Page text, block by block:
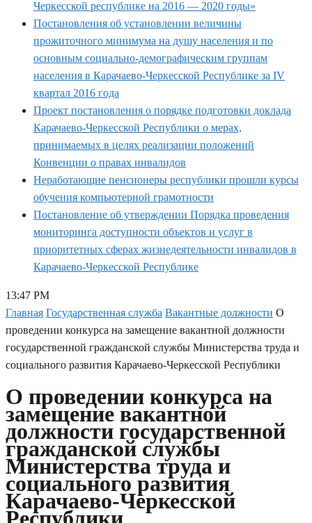
Черкесской республике на 2016 — 2020 годы»
Постановления об установлении величины
прожиточного минимума на душу населения и по
основным социально-демографическим группам
населения в Карачаево-Черкесской Республике за IV
квартал 2016 года
Проект постановления о порядке подготовки доклада
Карачаево-Черкесской Республики о мерах,
принимаемых в целях реализации положений
Конвенции о правах инвалидов
Неработающие пенсионеры республики прошли курсы
обучения компьютерной грамотности
Постановление об утверждении Порядка проведения
мониторинга доступности объектов и услуг в
приоритетных сферах жизнедеятельности инвалидов в
Карачаево-Черкесской Республике
13:47 PM
Главная Государственная служба Вакантные должности О
проведении конкурса на замещение вакантной должности
государственной гражданской службы Министерства труда и
социального развития Карачаево-Черкесской Республики
О проведении конкурса на
замещение вакантной
должности государственной
гражданской службы
Министерства труда и
социального развития
Карачаево-Черкесской